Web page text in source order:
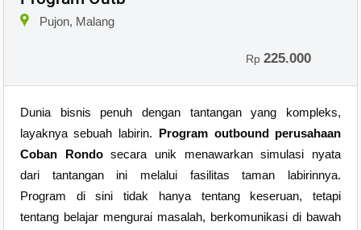
Pujon, Malang
Rp225.000
Dunia bisnis penuh dengan tantangan yang kompleks,
layaknya sebuah labirin. Program outbound perusahaan
Coban Rondosecara unik menawarkan simulasi nyata
dari tantangan ini melalui fasilitas taman labirinnya.
Program di sini tidak hanya tentang keseruan, tetapi
tentang belajar mengurai masalah, berkomunikasi di bawah